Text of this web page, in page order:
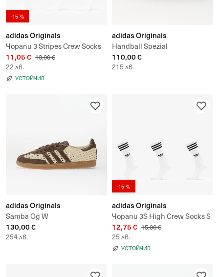
-15 %
adidas Originals
Чорапи 3 Stripes Crew Socks
3-Pack
11,05 € 13,00 €
22 лв.
УСТОЙЧИВ
adidas Originals
Handball Spezial
110,00 €
215 лв.
adidas Originals
Samba Og W
130,00 €
254 лв.
-15 %
adidas Originals
Чорапи 3S High Crew Socks S
3-Pack
12,75 € 15,00 €
25 лв.
УСТОЙЧИВ